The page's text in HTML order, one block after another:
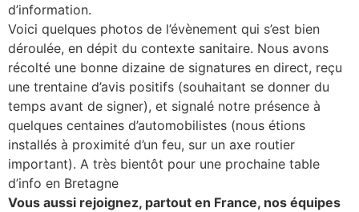
d’information.
Voici quelques photos de l’évènement qui s’est bien
déroulée, en dépit du contexte sanitaire. Nous avons
récolté une bonne dizaine de signatures en direct, reçu
une trentaine d’avis positifs (souhaitant se donner du
temps avant de signer), et signalé notre présence à
quelques centaines d’automobilistes (nous étions
installés à proximité d’un feu, sur un axe routier
important). A très bientôt pour une prochaine table
d’info en Bretagne
Vous aussi rejoignez, partout en France, nos équipes